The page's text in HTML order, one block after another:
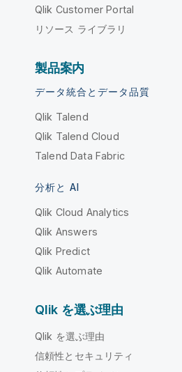
Qlik Customer Portal
リソース ライブラリ
製品案内
データ統合とデータ品質
Qlik Talend
Qlik Talend Cloud
Talend Data Fabric
分析と AI
Qlik Cloud Analytics
Qlik Answers
Qlik Predict
Qlik Automate
Qlik を選ぶ理由
Qlik を選ぶ理由
信頼性とセキュリティ